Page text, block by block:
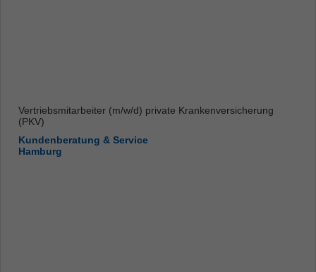
Vertriebsmitarbeiter (m/w/d) private Krankenversicherung
(PKV)
Kundenberatung & Service
Hamburg